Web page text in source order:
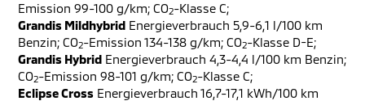
Emission 99-100 g/km; CO2-Klasse C;
Grandis Mildhybrid Energieverbrauch 5,9-6,1 l/100 km
Benzin; CO2-Emission 134-138 g/km; CO2-Klasse D-E;
Grandis Hybrid Energieverbrauch 4,3-4,4 l/100 km Benzin;
CO2-Emission 98-101 g/km; CO2-Klasse C;
Eclipse Cross Energieverbrauch 16,7-17,1 kWh/100 km